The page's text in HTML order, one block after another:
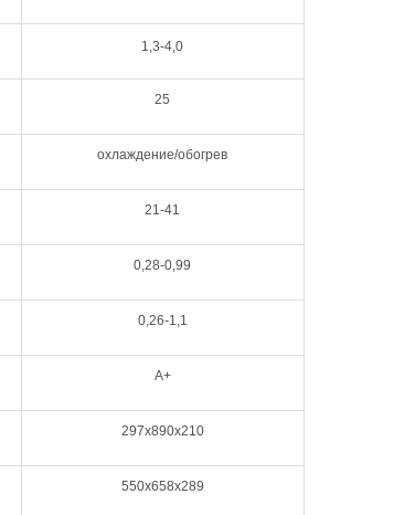
1,3-4,0
25
охлаждение/обогрев
21-41
0,28-0,99
0,26-1,1
А+
297х890х210
550х658х289